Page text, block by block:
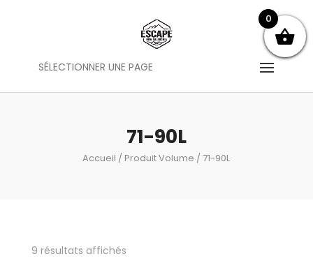
SÉLECTIONNER UNE PAGE
71-90L
Accueil / Produit Volume / 71-90L
9 résultats affichés
0